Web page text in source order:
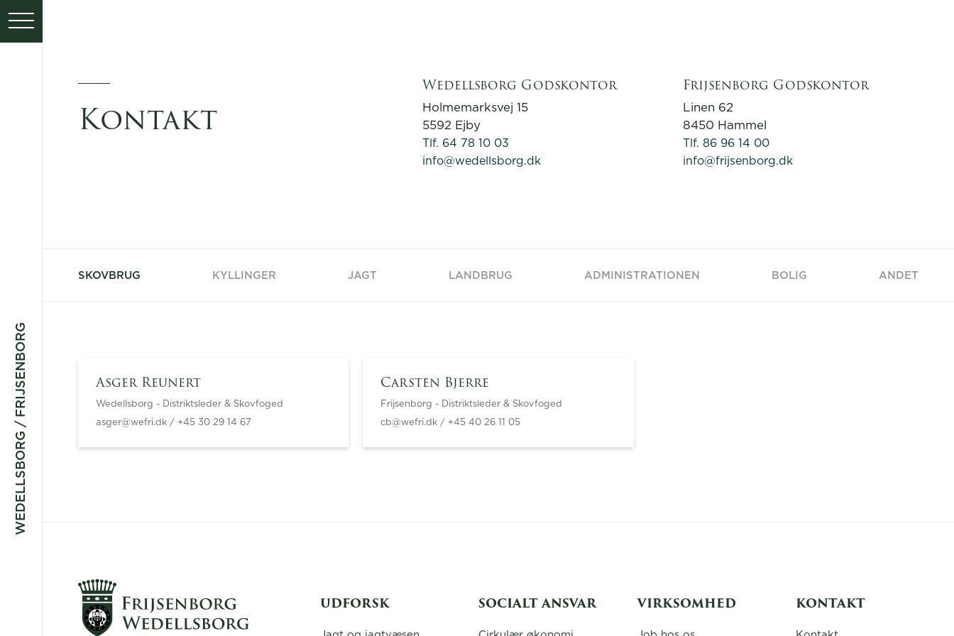
WEDELLSBORG / FRIJSENBORG
Kontakt
Wedellsborg Godskontor
Holmemarksvej 15
5592 Ejby
Tlf. 64 78 10 03
info@wedellsborg.dk
Frijsenborg Godskontor
Linen 62
8450 Hammel
Tlf. 86 96 14 00
info@frijsenborg.dk
SKOVBRUG KYLLINGER JAGT LANDBRUG ADMINISTRATIONEN BOLIG ANDET
Asger Reunert
Wedellsborg - Distriktsleder & Skovfoged
asger@wefri.dk / +45 30 29 14 67
Carsten Bjerre
Frijsenborg - Distriktsleder & Skovfoged
cb@wefri.dk / +45 40 26 11 05
UDFORSK SOCIALT ANSVAR VIRKSOMHED KONTAKT